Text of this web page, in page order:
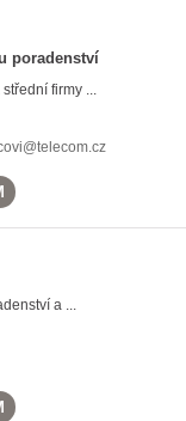
poradenství
firmy ...
a ...